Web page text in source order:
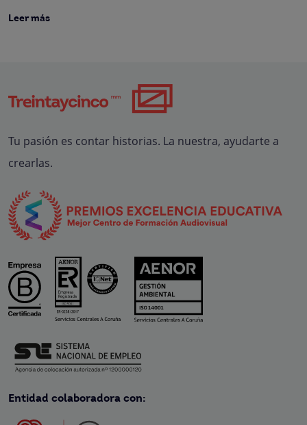
Leer más
Tu pasión es contar historias. La nuestra, ayudarte a
crearlas.
Entidad colaboradora con: